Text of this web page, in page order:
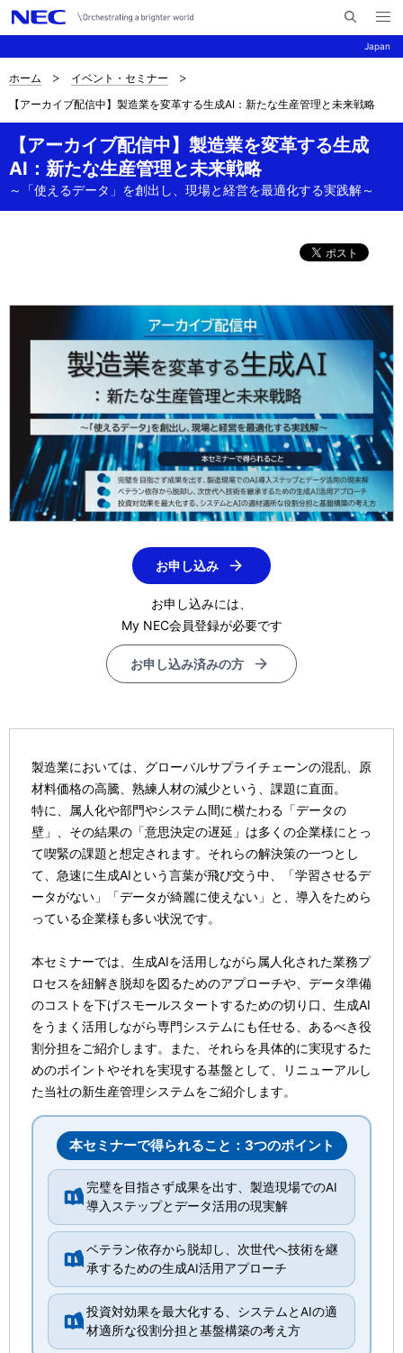
Japan
イ
検
メ
ニ
ュ
ナ
ビ
ー
シ
サ
イ
ト
の
ホーム
イベント・セミナー
【アーカイブ配信中】製造業を変革する生成AI：新たな生産管理と未来戦略
【アーカイブ配信中】製造業を変革する生成
AI：新たな生産管理と未来戦略
～「使えるデータ」を創出し、現場と経営を最適化する実践解～
お申し込み
お申し込みには、
My NEC会員登録が必要です
お申し込み済みの方
製造業においては、グローバルサプライチェーンの混乱、原
材料価格の高騰、熟練人材の減少という、課題に直面。
特に、属人化や部門やシステム間に横たわる「データの
壁」、その結果の「意思決定の遅延」は多くの企業様にとっ
て喫緊の課題と想定されます。それらの解決策の一つとし
て、急速に生成AIという言葉が飛び交う中、「学習させるデ
ータがない」「データが綺麗に使えない」と、導入をためら
っている企業様も多い状況です。
本セミナーでは、生成AIを活用しながら属人化された業務プ
ロセスを紐解き脱却を図るためのアプローチや、データ準備
のコストを下げスモールスタートするための切り口、生成AI
をうまく活用しながら専門システムにも任せる、あるべき役
割分担をご紹介します。また、それらを具体的に実現するた
めのポイントやそれを実現する基盤として、リニューアルし
た当社の新生産管理システムをご紹介します。
本セミナーで得られること：3つのポイント
完璧を目指さず成果を出す、製造現場でのAI
導入ステップとデータ活用の現実解
ベテラン依存から脱却し、次世代へ技術を継
承するための生成AI活用アプローチ
投資対効果を最大化する、システムとAIの適
材適所な役割分担と基盤構築の考え方